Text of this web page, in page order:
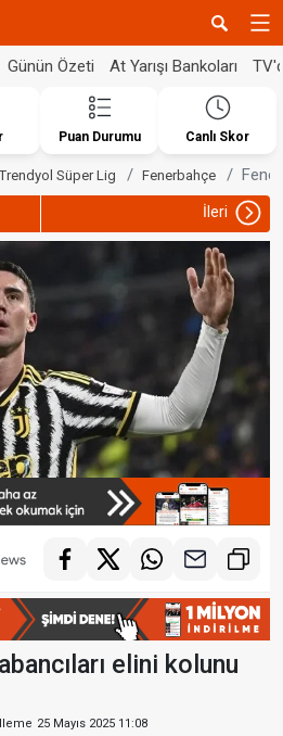
Günün Özeti At Yarışı Bankoları
Puan Durumu Canlı Skor
Trendyol Süper Lig Fenerbahçe
İleri
elini kolunu
25 Mayıs 2025 11:08